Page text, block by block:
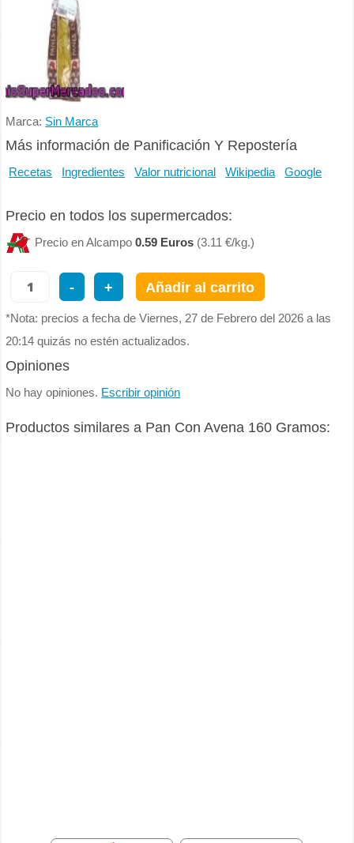
Marca: Sin Marca
Más información de Panificación Y Repostería
Recetas Ingredientes Valor nutricional Wikipedia Google
Precio en todos los supermercados:
Precio en Alcampo0.59 Euros (3.11 €/kg.)
- + Añadir al carrito
*Nota: precios a fecha de Viernes, 27 de Febrero del 2026 a las
20:14 quizás no estén actualizados.
Opiniones
No hay opiniones. Escribir opinión
Productos similares a Pan Con Avena 160 Gramos: